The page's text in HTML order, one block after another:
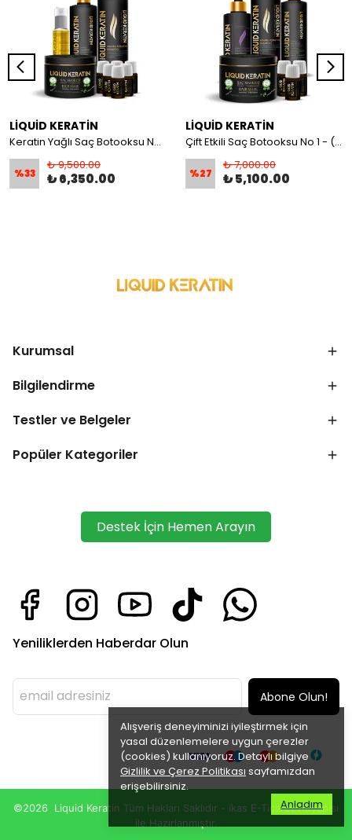
Alışveriş deneyiminizi iyileştirmek için
yasal düzenlemelere uygun çerezler
(cookies) kullanıyoruz. Detaylı bilgiye
Gizlilik ve Çerez Politikası sayfamızdan
erişebilirsiniz.
Anladım
LİQUİD KERATİN
Keratin Yağlı Saç Botooksu No 2 (Onarım + Yoğun Nem) Keratin Bakım Seti - Yanan Yıpranan Kuru Saçlara
%33
₺ 9,500.00
₺ 6,350.00
LİQUİD KERATİN
Çift Etkili Saç Botooksu No 1 - (Onarım + Bakım) Keratin Seti - Yanan Yıpranan Kabaran Saçlara
%27
₺ 7,000.00
₺ 5,100.00
Kurumsal
Bilgilendirme
Testler ve Belgeler
Popüler Kategoriler
Destek İçin Hemen Arayın
Yeniliklerden Haberdar Olun
Abone Olun!
©2026 Liquid Keratin Tüm Hakları Saklıdır - ikas E-TicaretAltyapısı
ile Hazırlanmıştır.